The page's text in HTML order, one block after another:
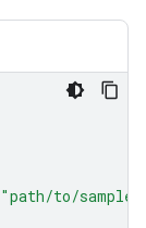
"path/to/